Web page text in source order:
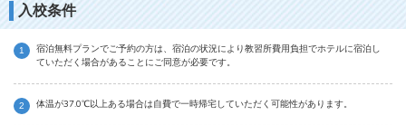
入校条件
宿泊無料プランでご予約の方は、宿泊の状況により教習所費用負担でホテルに宿泊し
ていただく場合があることにご同意が必要です。
体温が37.0℃以上ある場合は自費で一時帰宅していただく可能性があります。